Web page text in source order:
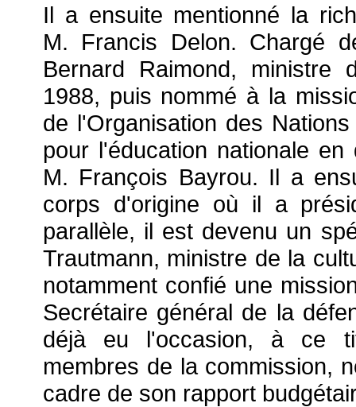
Il a ensuite mentionné la
M. Francis Delon. Chargé
Bernard Raimond,
1988, puis nommé à la
de l'Organisation des
pour l'éducation nationale
M. François Bayrou. Il a
corps d'origine où il a
parallèle, il est devenu un
Trautmann, ministre de la
notamment confié une
Secrétaire général de la
déjà eu l'occasion, à ce
membres de la commission,
cadre de son rapport